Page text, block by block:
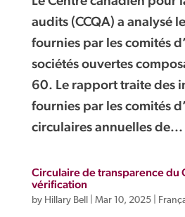
audits (CCQA) a analysé
fournies par les comités
sociétés ouvertes
60. Le rapport traite des
fournies par les comités
circulaires annuelles de...
Circulaire de transparence du
vérification
by Hillary Bell| Mar 10, 2025|